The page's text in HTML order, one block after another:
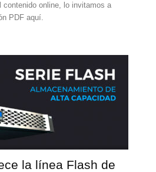
contenido online, lo invitamos a
PDF aquí.
la línea Flash de